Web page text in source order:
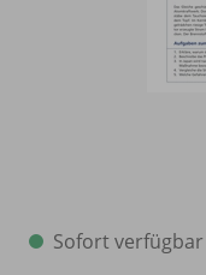
Sofort verfügbar